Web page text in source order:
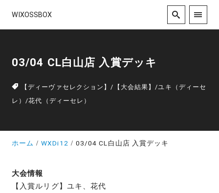
WIXOSSBOX
03/04 CL白山店 入賞デッキ
【ディーヴァセレクション】/ 【大会結果】/ユキ（ディーセ
レ）/花代（ディーセレ）
ホーム WXDi12 03/04 CL白山店 入賞デッキ
大会情報
【入賞ルリグ】ユキ、花代